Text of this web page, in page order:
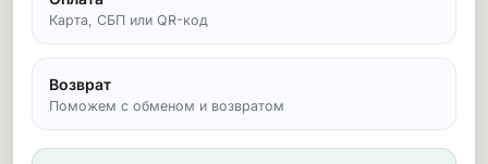
Карта, СБП или QR-код
Возврат
Поможем с обменом и возвратом